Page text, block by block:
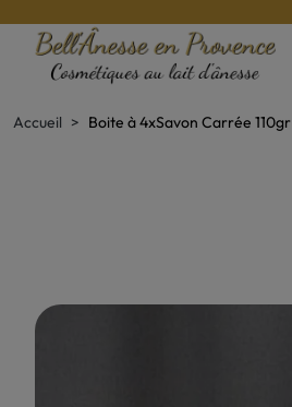
Accueil Boite à 4xSavon Carrée 110gr